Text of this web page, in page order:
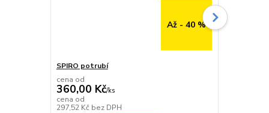
Až - 40 %
SPIRO potrubí
cena od
360,00 Kč/ks
cena od
297,52 Kč bez DPH